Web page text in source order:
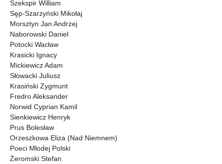
Szekspir William
Sęp-Szarzyński Mikołaj
Morsztyn Jan Andrzej
Naborowski Daniel
Potocki Wacław
Krasicki Ignacy
Mickiewicz Adam
Słowacki Juliusz
Krasiński Zygmunt
Fredro Aleksander
Norwid Cyprian Kamil
Sienkiewicz Henryk
Prus Bolesław
Orzeszkowa Eliza (Nad Niemnem)
Poeci Młodej Polski
Żeromski Stefan